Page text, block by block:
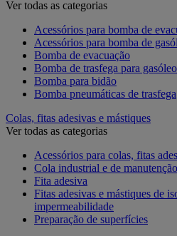
Ver todas as categorias
Acessórios para bomba de
Acessórios para bomba de
Bomba de evacuação
Bomba de trasfega para gasóleo
Bomba para bidão
Bomba pneumáticas de trasfega
Colas, fitas adesivas e mástiques
Ver todas as categorias
Acessórios para colas, fitas
Cola industrial e de manutenção
Fita adesiva
Fitas adesivas e mástiques de
impermeabilidade
Preparação de superfícies